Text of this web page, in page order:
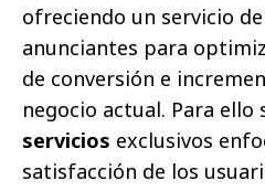
ofreciendo un servicio
anunciantes para
de conversión e
negocio actual. Para ello
servicios exclusivos
satisfacción de los